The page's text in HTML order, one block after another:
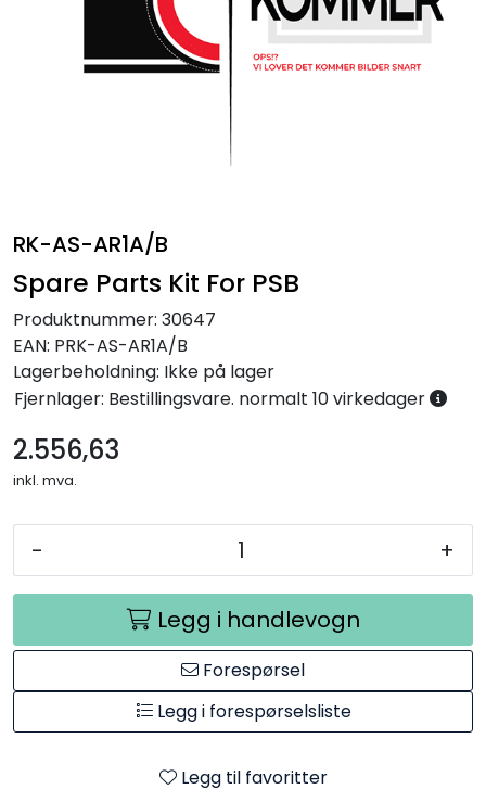
RK-AS-AR1A/B
Spare Parts Kit For PSB
Produktnummer: 30647
EAN: PRK-AS-AR1A/B
Lagerbeholdning: Ikke på lager
Fjernlager: Bestillingsvare. normalt 10 virkedager
2.556,63
inkl. mva.
- +
Legg i handlevogn
Forespørsel
Legg i forespørselsliste
Legg til favoritter